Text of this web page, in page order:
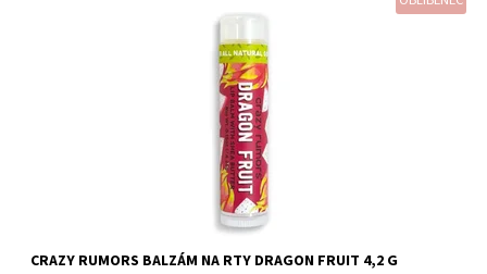
CRAZY RUMORS BALZÁM NA RTY DRAGON FRUIT 4,2 G